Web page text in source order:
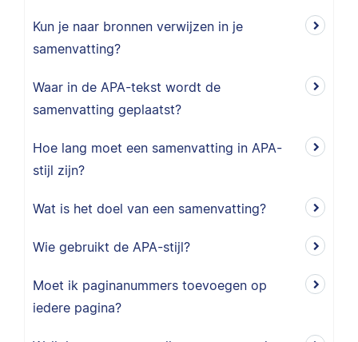
Kun je naar bronnen verwijzen in je
samenvatting?
Waar in de APA-tekst wordt de
samenvatting geplaatst?
Hoe lang moet een samenvatting in APA-
stijl zijn?
Wat is het doel van een samenvatting?
Wie gebruikt de APA-stijl?
Moet ik paginanummers toevoegen op
iedere pagina?